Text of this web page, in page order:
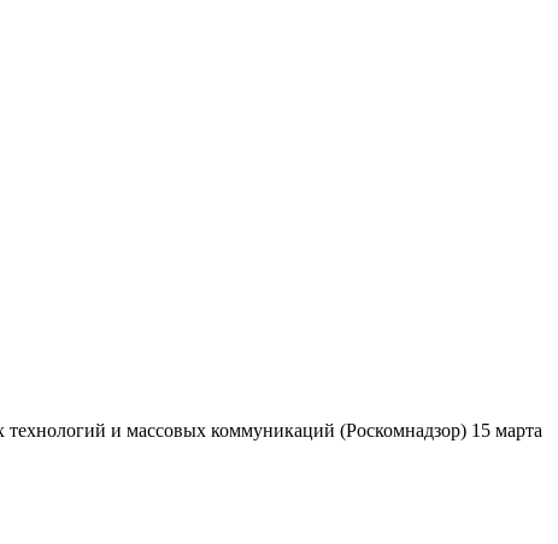
и массовых коммуникаций (Роскомнадзор) 15 марта